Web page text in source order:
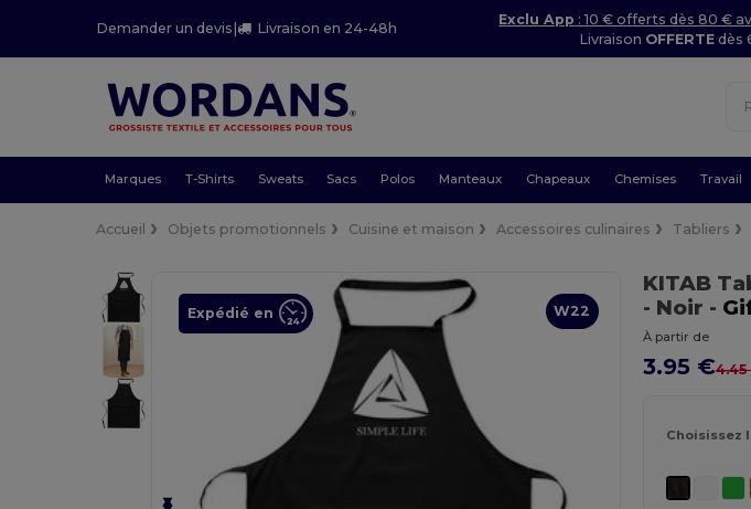
Demander un devis | Livraison en 24-48h
Exclu App : 10 € offerts dès 80 €
Livraison OFFERTE dès
Marques T-Shirts Sweats Sacs Polos Manteaux Chapeaux Chemises Travail
Accueil Objets promotionnels Cuisine et maison Accessoires culinaires Tabliers
W22
Expédié en
KITAB
- Noir -
À partir de
3.95 €4.45
Choisissez